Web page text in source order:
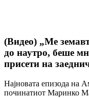
(Видео) „Ме
до наутро, беше
присети на
Најновата епизода на
починатиот Маринко